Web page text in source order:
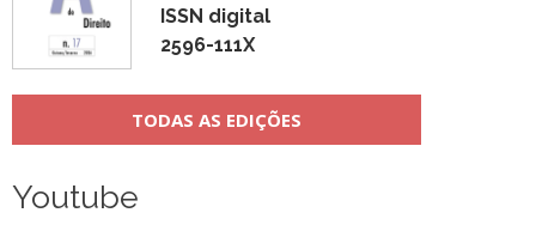
ISSN digital
2596-111X
TODAS AS EDIÇÕES
Youtube